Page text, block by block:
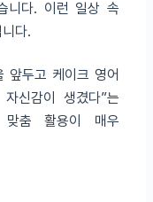
니다. 이런 일상 속
다.
앞두고 케이크 영어
신감이 생겼다”는
맞춤 활용이 매우